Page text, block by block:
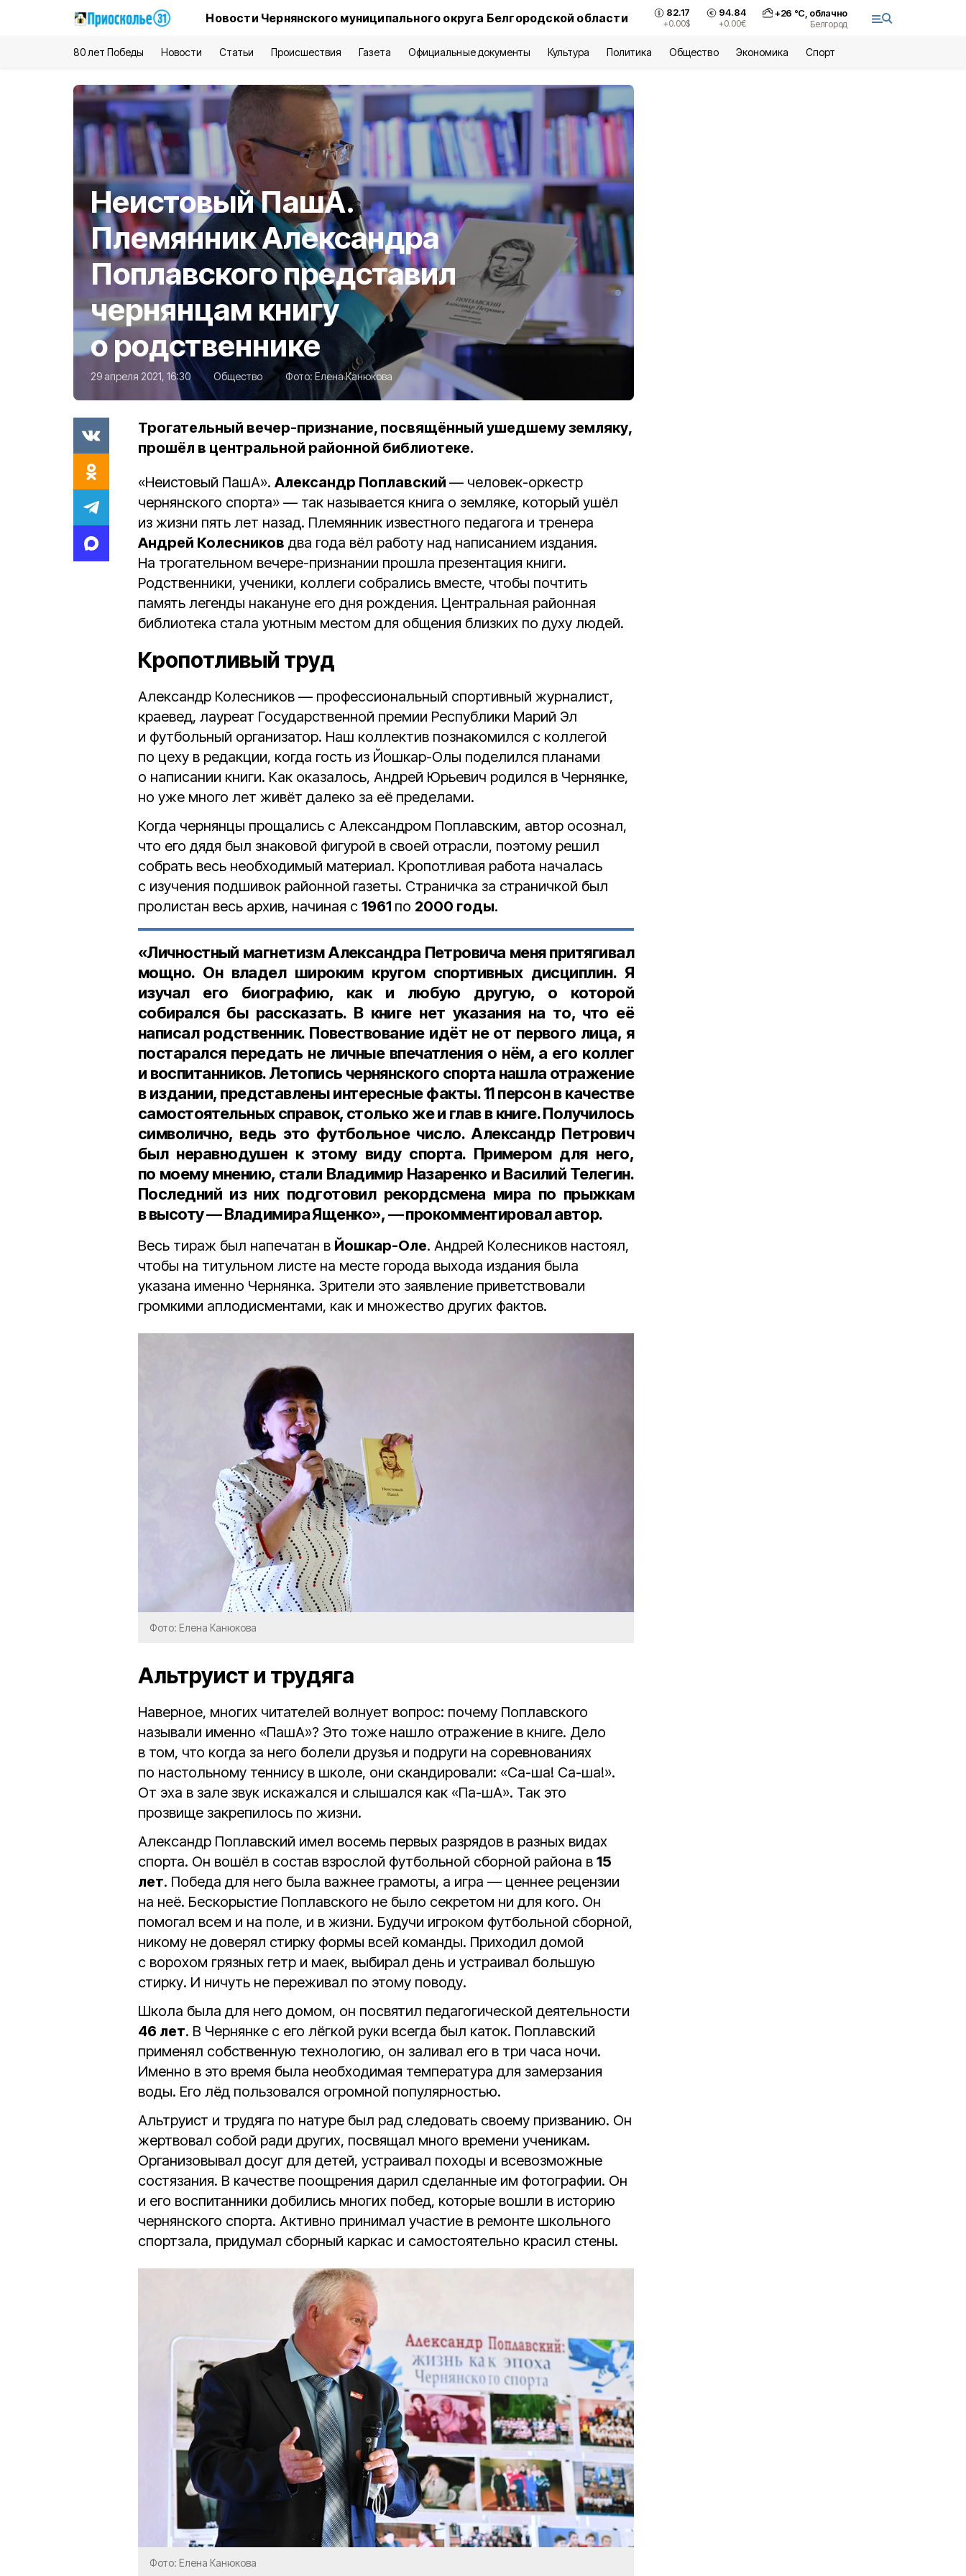
Новости Чернянского муниципального округа Белгородской области 82.17
+0.00$
94.84
+0.00€
+26 °С, облачно
Белгород
80 лет Победы Новости Статьи Происшествия Газета Официальные документы Культура Политика Общество Экономика Спорт
Неистовый ПашА.
Племянник Александра
Поплавского представил
чернянцам книгу
о родственнике
29 апреля 2021, 16:30 Общество Фото: Елена Канюкова
Трогательный вечер-признание, посвящённый ушедшему земляку,
прошёл в центральной районной библиотеке.
«Неистовый ПашА». Александр Поплавский — человек-оркестр
чернянского спорта» — так называется книга о земляке, который ушёл
из жизни пять лет назад. Племянник известного педагога и тренера
Андрей Колесников два года вёл работу над написанием издания.
На трогательном вечере-признании прошла презентация книги.
Родственники, ученики, коллеги собрались вместе, чтобы почтить
память легенды накануне его дня рождения. Центральная районная
библиотека стала уютным местом для общения близких по духу людей.
Кропотливый труд
Александр Колесников — профессиональный спортивный журналист,
краевед, лауреат Государственной премии Республики Марий Эл
и футбольный организатор. Наш коллектив познакомился с коллегой
по цеху в редакции, когда гость из Йошкар-Олы поделился планами
о написании книги. Как оказалось, Андрей Юрьевич родился в Чернянке,
но уже много лет живёт далеко за её пределами.
Когда чернянцы прощались с Александром Поплавским, автор осознал,
что его дядя был знаковой фигурой в своей отрасли, поэтому решил
собрать весь необходимый материал. Кропотливая работа началась
с изучения подшивок районной газеты. Страничка за страничкой был
пролистан весь архив, начиная с 1961 по 2000 годы.
«Личностный магнетизм Александра Петровича меня притягивал
мощно. Он владел широким кругом спортивных дисциплин. Я
изучал его биографию, как и любую другую, о которой
собирался бы рассказать. В книге нет указания на то, что её
написал родственник. Повествование идёт не от первого лица, я
постарался передать не личные впечатления о нём, а его коллег
и воспитанников. Летопись чернянского спорта нашла отражение
в издании, представлены интересные факты. 11 персон в качестве
самостоятельных справок, столько же и глав в книге. Получилось
символично, ведь это футбольное число. Александр Петрович
был неравнодушен к этому виду спорта. Примером для него,
по моему мнению, стали Владимир Назаренко и Василий Телегин.
Последний из них подготовил рекордсмена мира по прыжкам
в высоту — Владимира Ященко», — прокомментировал автор.
Весь тираж был напечатан в Йошкар-Оле. Андрей Колесников настоял,
чтобы на титульном листе на месте города выхода издания была
указана именно Чернянка. Зрители это заявление приветствовали
громкими аплодисментами, как и множество других фактов.
Фото: Елена Канюкова
Альтруист и трудяга
Наверное, многих читателей волнует вопрос: почему Поплавского
называли именно «ПашА»? Это тоже нашло отражение в книге. Дело
в том, что когда за него болели друзья и подруги на соревнованиях
по настольному теннису в школе, они скандировали: «Са-ша! Са-ша!».
От эха в зале звук искажался и слышался как «Па-шА». Так это
прозвище закрепилось по жизни.
Александр Поплавский имел восемь первых разрядов в разных видах
спорта. Он вошёл в состав взрослой футбольной сборной района в 15
лет. Победа для него была важнее грамоты, а игра — ценнее рецензии
на неё. Бескорыстие Поплавского не было секретом ни для кого. Он
помогал всем и на поле, и в жизни. Будучи игроком футбольной сборной,
никому не доверял стирку формы всей команды. Приходил домой
с ворохом грязных гетр и маек, выбирал день и устраивал большую
стирку. И ничуть не переживал по этому поводу.
Школа была для него домом, он посвятил педагогической деятельности
46 лет. В Чернянке с его лёгкой руки всегда был каток. Поплавский
применял собственную технологию, он заливал его в три часа ночи.
Именно в это время была необходимая температура для замерзания
воды. Его лёд пользовался огромной популярностью.
Альтруист и трудяга по натуре был рад следовать своему призванию. Он
жертвовал собой ради других, посвящал много времени ученикам.
Организовывал досуг для детей, устраивал походы и всевозможные
состязания. В качестве поощрения дарил сделанные им фотографии. Он
и его воспитанники добились многих побед, которые вошли в историю
чернянского спорта. Активно принимал участие в ремонте школьного
спортзала, придумал сборный каркас и самостоятельно красил стены.
Фото: Елена Канюкова